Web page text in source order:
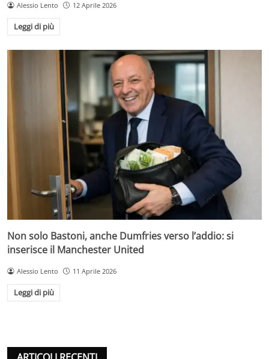
Alessio Lento 12 Aprile 2026
Leggi di più
Non solo Bastoni, anche Dumfries verso l’addio: si
inserisce il Manchester United
Alessio Lento 11 Aprile 2026
Leggi di più